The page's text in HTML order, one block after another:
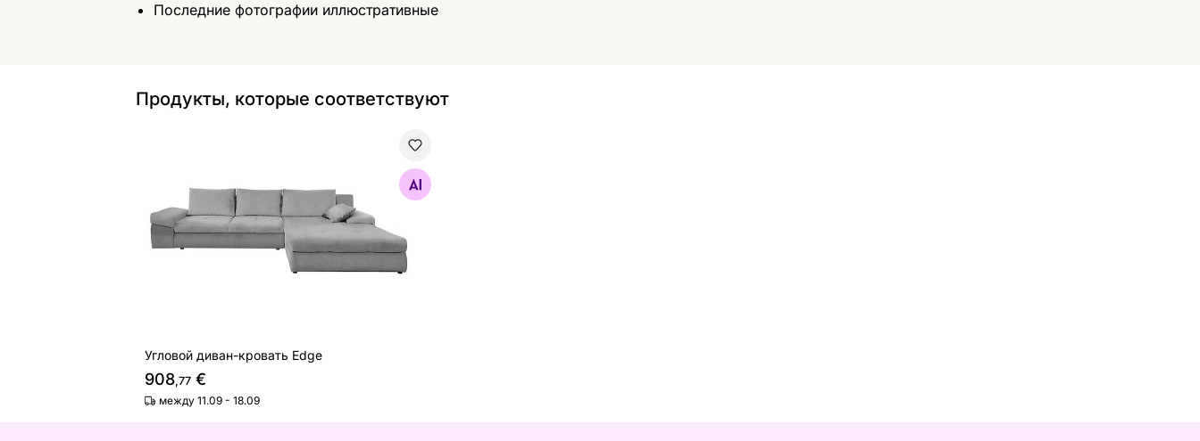
Последние фотографии иллюстративные
Продукты, которые соответствуют
Угловой диван-кровать Edge
908,77 €
между 11.09 - 18.09